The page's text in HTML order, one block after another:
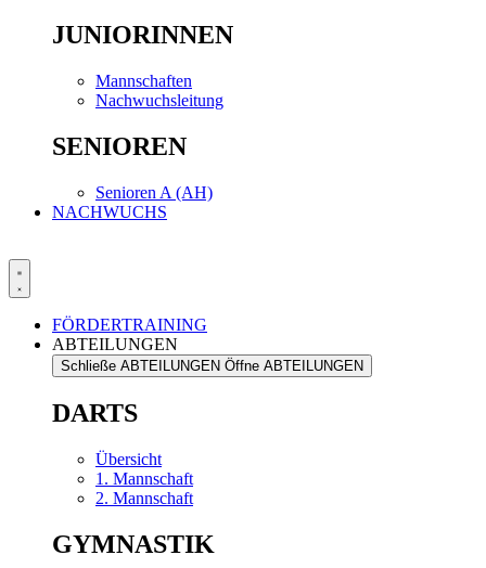
JUNIORINNEN
Mannschaften
Nachwuchsleitung
SENIOREN
Senioren A (AH)
NACHWUCHS
FÖRDERTRAINING
ABTEILUNGEN
Schließe ABTEILUNGEN Öffne ABTEILUNGEN
DARTS
Übersicht
1. Mannschaft
2. Mannschaft
GYMNASTIK